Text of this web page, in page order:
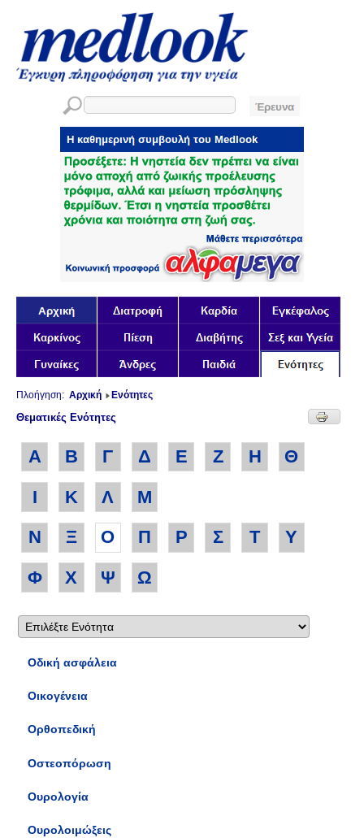
Πλοήγηση: Αρχική Ενότητες
Θεματικές Ενότητες
Α Β Γ Δ Ε Ζ Η
Θ
Ι
Κ Λ
Μ
Ν
Ξ Ο Π Ρ Σ Τ
Υ
Φ
Χ Ψ Ω
Οδική ασφάλεια
Οικογένεια
Ορθοπεδική
Οστεοπόρωση
Ουρολογία
Ουρολοιμώξεις